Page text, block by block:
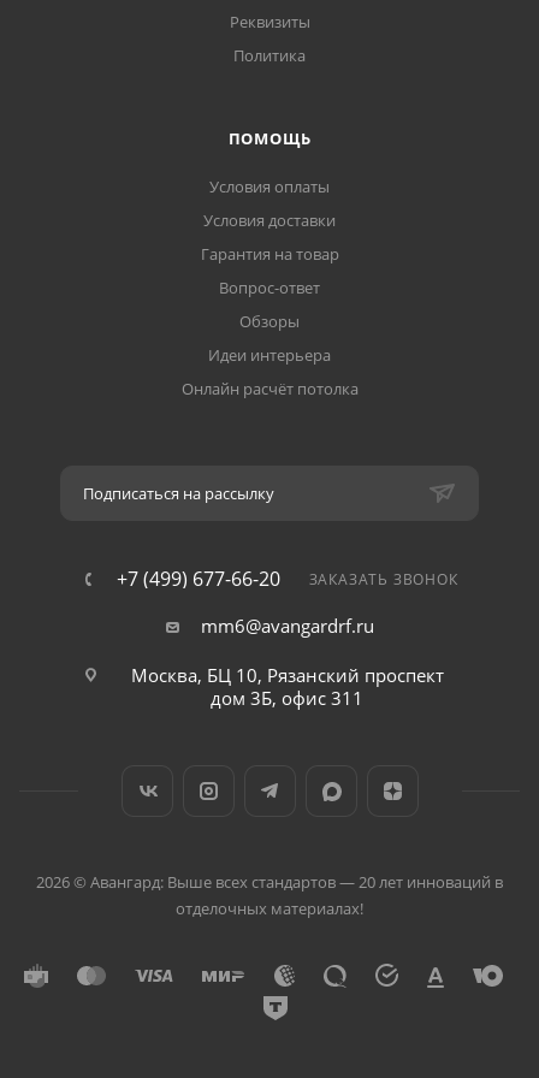
Реквизиты
Политика
ПОМОЩЬ
Условия оплаты
Условия доставки
Гарантия на товар
Вопрос-ответ
Обзоры
Идеи интерьера
Онлайн расчёт потолка
Подписаться на рассылку
+7 (499) 677-66-20 ЗАКАЗАТЬ ЗВОНОК
mm6@avangardrf.ru
Москва, БЦ 10, Рязанский проспект
дом 3Б, офис 311
2026 © Авангард: Выше всех стандартов — 20 лет инноваций в
отделочных материалах!